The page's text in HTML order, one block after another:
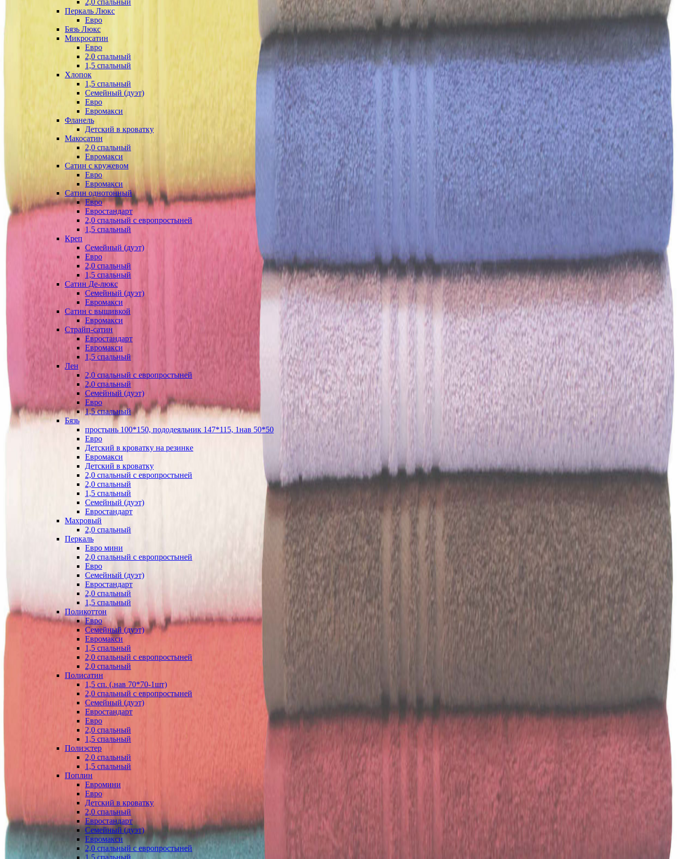
2,0 спальный
Перкаль Люкс
Евро
Бязь Люкс
Микросатин
Евро
2,0 спальный
1,5 спальный
Хлопок
1,5 спальный
Семейный (дуэт)
Евро
Евромакси
Фланель
Детский в кроватку
Макосатин
2,0 спальный
Евромакси
Сатин с кружевом
Евро
Евромакси
Сатин однотонный
Евро
Евростандарт
2,0 спальный с европростыней
1,5 спальный
Креп
Семейный (дуэт)
Евро
2,0 спальный
1,5 спальный
Сатин Де-люкс
Семейный (дуэт)
Евромакси
Сатин с вышивкой
Евромакси
Страйп-сатин
Евростандарт
Евромакси
1,5 спальный
Лен
2,0 спальный с европростыней
2,0 спальный
Семейный (дуэт)
Евро
1,5 спальный
Бязь
простынь 100*150, пододеяльник 147*115, 1нав 50*50
Евро
Детский в кроватку на резинке
Евромакси
Детский в кроватку
2,0 спальный с европростыней
2,0 спальный
1,5 спальный
Семейный (дуэт)
Евростандарт
Махровый
2,0 спальный
Перкаль
Евро мини
2,0 спальный с европростыней
Евро
Семейный (дуэт)
Евростандарт
2,0 спальный
1,5 спальный
Поликоттон
Евро
Семейный (дуэт)
Евромакси
1,5 спальный
2,0 спальный с европростыней
2,0 спальный
Полисатин
1,5 сп. (.нав 70*70-1шт)
2,0 спальный с европростыней
Семейный (дуэт)
Евростандарт
Евро
2,0 спальный
1,5 спальный
Полиэстер
2,0 спальный
1,5 спальный
Поплин
Евромини
Евро
Детский в кроватку
2,0 спальный
Евростандарт
Семейный (дуэт)
Евромакси
2,0 спальный с европростыней